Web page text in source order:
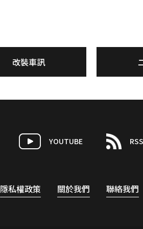
改裝車訊
YOUTUBE RSS
隱私權政策 關於我們 聯絡我們